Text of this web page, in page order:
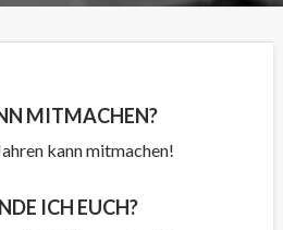
MITMACHEN?
kann mitmachen!
ICH EUCH?